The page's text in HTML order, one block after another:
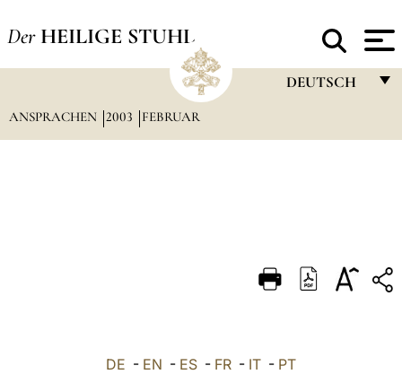
Der HEILIGE STUHL
DEUTSCH
DEUTSCH
العربيّة
ANSPRACHEN 2003 FEBRUAR
DE - EN - ES - FR - IT - PT